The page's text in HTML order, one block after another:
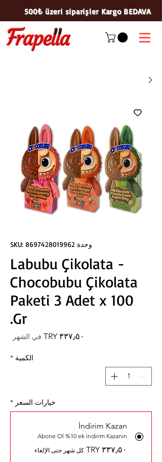
500₺ üzeri siparişler Kargo BEDAVA
وحدة SKU: 8697428019962
Labubu Çikolata -
Chocobubu Çikolata
Paketi 3 Adet x 100
Gr.
السعر
في الشهر
الكمية *
خيارات السعر *
İndirim Kazan
Abone Ol %10 ek indirim Kazanın
كل شهر حتى الإلغاء